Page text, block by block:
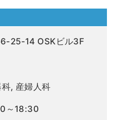
25-14 OSKビル3F
, 産婦人科
～18:30